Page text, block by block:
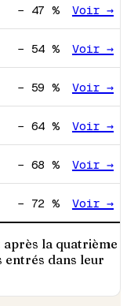
− 47 % Voir →
− 54 % Voir →
− 59 % Voir →
− 64 % Voir →
− 68 % Voir →
− 72 % Voir →
la quatrième
entrés dans leur